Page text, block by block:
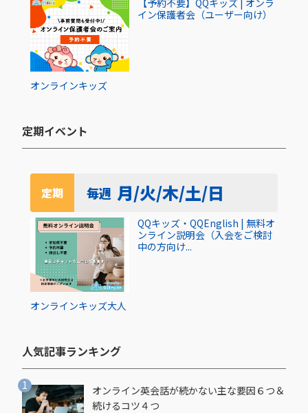
オンラインキッズ
イン保護者会（ユーザー向け）
定期イベント​
定期 毎週 月/火/木/土/日
オンラインキッズ大人
QQキッズ・QQEnglish | 無料オ
ンライン説明会（入会をご検討
中の方向け...
人気記事ランキング​
オンライン英会話が続かない主な要因６つ＆
続けるコツ４つ